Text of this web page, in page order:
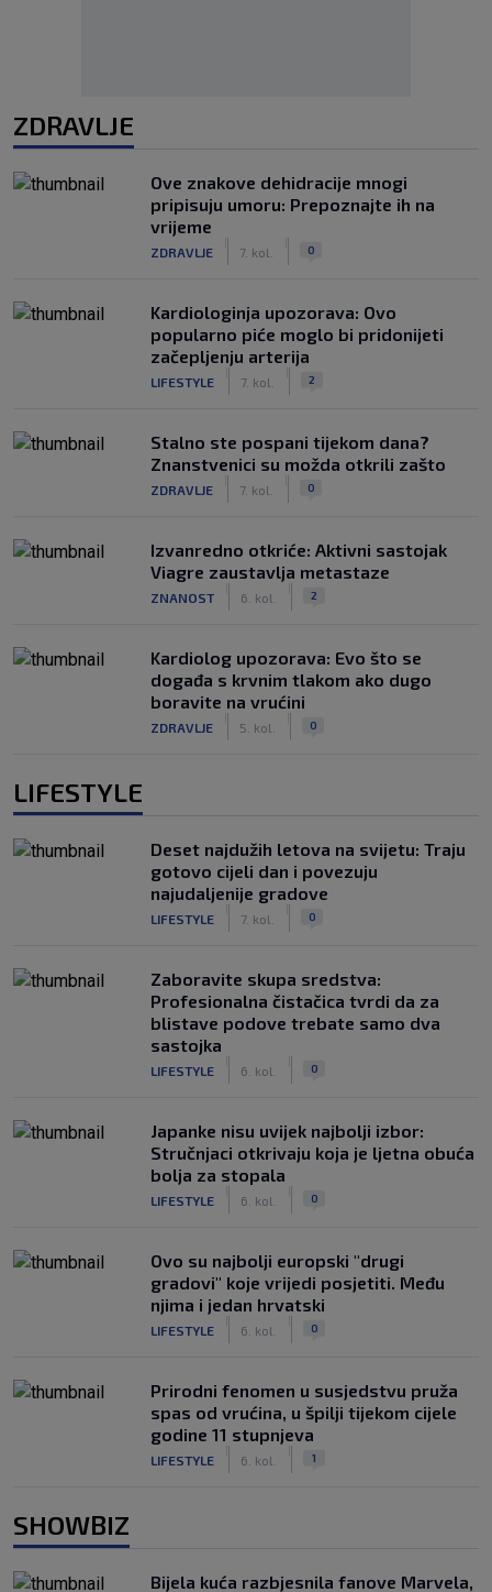
ZDRAVLJE
Ove znakove dehidracije mnogi
pripisuju umoru: Prepoznajte ih na
vrijeme
ZDRAVLJE 7. kol. 0
Kardiologinja upozorava: Ovo
popularno piće moglo bi pridonijeti
začepljenju arterija
LIFESTYLE 7. kol. 2
Stalno ste pospani tijekom dana?
Znanstvenici su možda otkrili zašto
ZDRAVLJE 7. kol. 0
Izvanredno otkriće: Aktivni sastojak
Viagre zaustavlja metastaze
ZNANOST 6. kol. 2
Kardiolog upozorava: Evo što se
događa s krvnim tlakom ako dugo
boravite na vrućini
ZDRAVLJE 5. kol. 0
LIFESTYLE
Deset najdužih letova na svijetu: Traju
gotovo cijeli dan i povezuju
najudaljenije gradove
LIFESTYLE 7. kol. 0
Zaboravite skupa sredstva:
Profesionalna čistačica tvrdi da za
blistave podove trebate samo dva
sastojka
LIFESTYLE 6. kol. 0
Japanke nisu uvijek najbolji izbor:
Stručnjaci otkrivaju koja je ljetna obuća
bolja za stopala
LIFESTYLE 6. kol. 0
Ovo su najbolji europski "drugi
gradovi" koje vrijedi posjetiti. Među
njima i jedan hrvatski
LIFESTYLE 6. kol. 0
Prirodni fenomen u susjedstvu pruža
spas od vrućina, u špilji tijekom cijele
godine 11 stupnjeva
LIFESTYLE 6. kol. 1
SHOWBIZ
Bijela kuća razbjesnila fanove Marvela,